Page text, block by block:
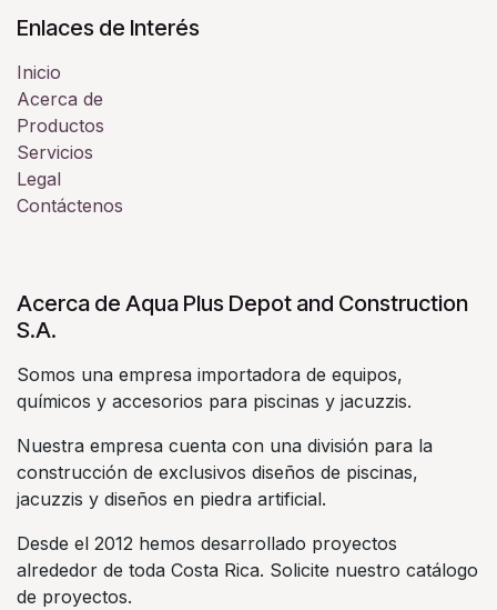
Enlaces de Interés
Inicio
Acerca de
Productos
Servicios
Legal
Contáctenos
Acerca de Aqua Plus Depot and Construction
S.A.
Somos una empresa importadora de equipos,
químicos y accesorios para piscinas y jacuzzis.
Nuestra empresa cuenta con una división para la
construcción de exclusivos diseños de piscinas,
jacuzzis y diseños en piedra artificial.
Desde el 2012 hemos desarrollado proyectos
alrededor de toda Costa Rica. Solicite nuestro catálogo
de proyectos.